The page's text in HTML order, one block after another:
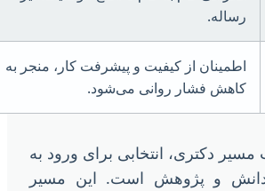
از کیفیت و پیشرفت کار، منجر به
فشار روانی می‌شود.
دکتری، انتخابی برای ورود به
و پژوهش است. این مسیر